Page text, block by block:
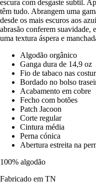
escura com desgaste subtil.
têm tudo. Abrangem uma
desde os mais escuros aos
abrasão conferem suavidade,
uma textura áspera e
Algodão orgânico
Ganga dura de 14,9 oz
Fio de tabaco nas
Bordado no bolso
Acabamento em cobre
Fecho com botões
Patch Jacoon
Corte regular
Cintura média
Perna cónica
Abertura estreita na
100% algodão
Fabricado em TN